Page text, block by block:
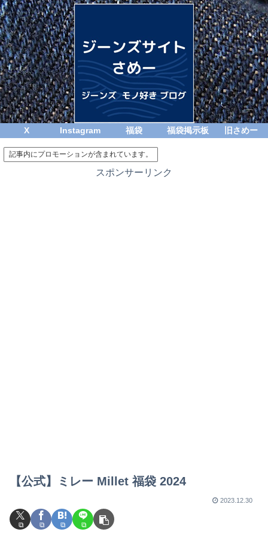
X Instagram 福袋 福袋掲示板 旧さめー
記事内にプロモーションが含まれています。
スポンサーリンク
【公式】ミレー Millet 福袋 2024
2023.12.30